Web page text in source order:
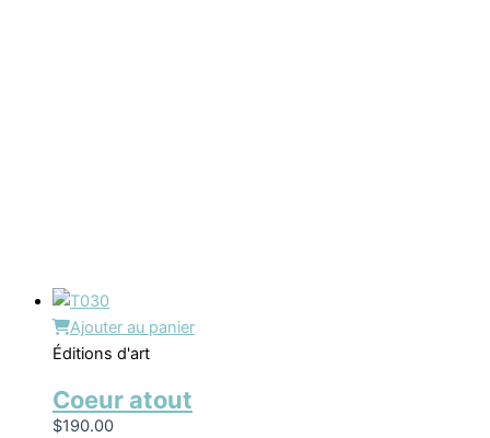
Ajouter au panier
Éditions d'art
Coeur atout
$190.00